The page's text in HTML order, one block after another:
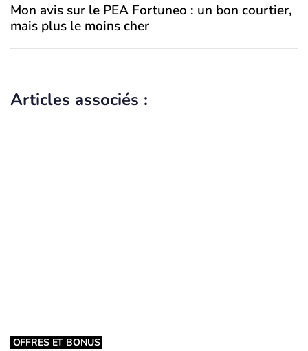
Mon avis sur le PEA Fortuneo : un bon courtier,
mais plus le moins cher
Articles associés :
OFFRES ET BONUS